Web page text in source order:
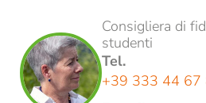
Formazione
Ricerca
Consigliera di
studenti
Tel.
+39 333 44 67